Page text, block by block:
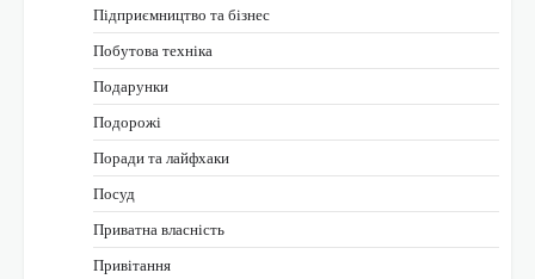
Підприємництво та бізнес
Побутова техніка
Подарунки
Подорожі
Поради та лайфхаки
Посуд
Приватна власність
Привітання